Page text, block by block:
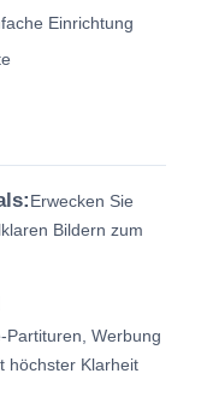
Einrichtung
Erwecken Sie
Bildern zum
Partituren, Werbung
höchster Klarheit